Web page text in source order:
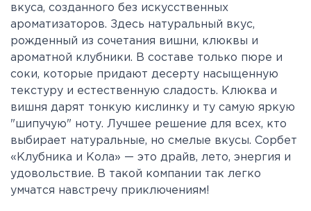
вкуса, созданного без искусственных
ароматизаторов. Здесь натуральный вкус,
рожденный из сочетания вишни, клюквы и
ароматной клубники. В составе только пюре и
соки, которые придают десерту насыщенную
текстуру и естественную сладость. Клюква и
вишня дарят тонкую кислинку и ту самую яркую
"шипучую" ноту. Лучшее решение для всех, кто
выбирает натуральные, но смелые вкусы. Сорбет
«Клубника и Кола» — это драйв, лето, энергия и
удовольствие. В такой компании так легко
умчатся навстречу приключениям!